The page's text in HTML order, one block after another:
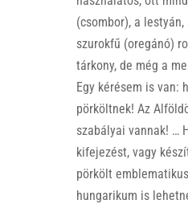
(csombor), a
szurokfű (oregánó)
tárkony, de még a
Egy kérésem is van:
pörköltnek! Az
szabályai vannak! …
kifejezést, vagy
pörkölt
hungarikum is